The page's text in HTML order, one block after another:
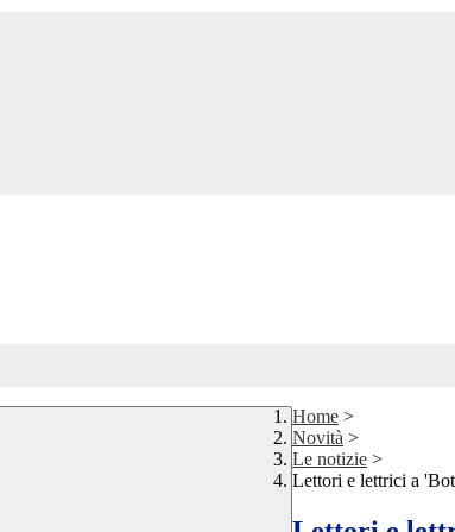
Home >
Novità >
Le notizie >
Lettori e lettrici a